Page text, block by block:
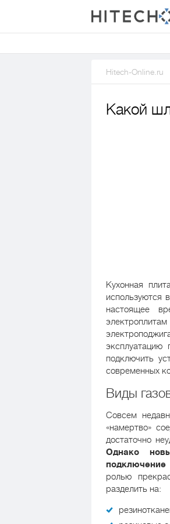
Hitech-Online.ru
Какой
Кухонная
используются
настоящее
подключить
современных
Виды
Совсем
«намертво»
достаточно
Однако
подключение
ролью
разделить на: